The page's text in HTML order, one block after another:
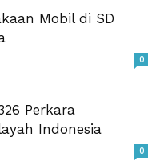
Mobil di SD
0
Perkara
Indonesia
0